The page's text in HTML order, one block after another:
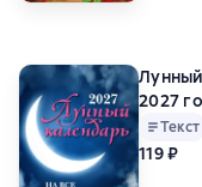
2027
Текст
119 ₽